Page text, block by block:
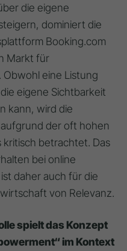
die eigene
dominiert die
Booking.com
Markt für
eine Listung
eigene Sichtbarkeit
kann, wird die
der oft hohen
kritisch betrachtet. Das
bei online
daher auch für die
von Relevanz.
spielt das Konzept
im Kontext